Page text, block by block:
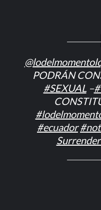
PODRÁN
#SEXUAL–
#ecuador